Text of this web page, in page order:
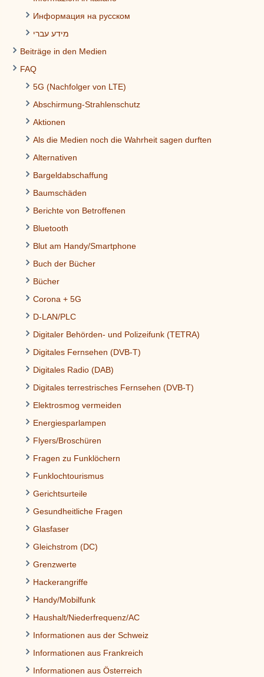
Информация на русском
מידע עברי
Beiträge in den Medien
FAQ
5G (Nachfolger von LTE)
Abschirmung-Strahlenschutz
Aktionen
Als die Medien noch die Wahrheit sagen durften
Alternativen
Bargeldabschaffung
Baumschäden
Berichte von Betroffenen
Bluetooth
Blut am Handy/Smartphone
Buch der Bücher
Bücher
Corona + 5G
D-LAN/PLC
Digitaler Behörden- und Polizeifunk (TETRA)
Digitales Fernsehen (DVB-T)
Digitales Radio (DAB)
Digitales terrestrisches Fernsehen (DVB-T)
Elektrosmog vermeiden
Energiesparlampen
Flyers/Broschüren
Fragen zu Funklöchern
Funklochtourismus
Gerichtsurteile
Gesundheitliche Fragen
Glasfaser
Gleichstrom (DC)
Grenzwerte
Hackerangriffe
Handy/Mobilfunk
Haushalt/Niederfrequenz/AC
Informationen aus der Schweiz
Informationen aus Frankreich
Informationen aus Österreich